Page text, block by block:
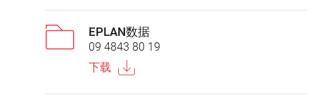
EPLAN数据
09 4843 80 19
下载